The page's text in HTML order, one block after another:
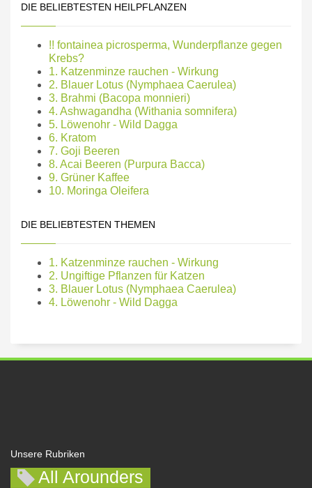
DIE BELIEBTESTEN HEILPFLANZEN
!! fontainea picrosperma, Wunderpflanze gegen
Krebs?
1. Katzenminze rauchen - Wirkung
2. Blauer Lotus (Nymphaea Caerulea)
3. Brahmi (Bacopa monnieri)
4. Ashwagandha (Withania somnifera)
5. Löwenohr - Wild Dagga
6. Kratom
7. Goji Beeren
8. Acai Beeren (Purpura Bacca)
9. Grüner Kaffee
10. Moringa Oleifera
DIE BELIEBTESTEN THEMEN
1. Katzenminze rauchen - Wirkung
2. Ungiftige Pflanzen für Katzen
3. Blauer Lotus (Nymphaea Caerulea)
4. Löwenohr - Wild Dagga
Unsere Rubriken
All Arounders